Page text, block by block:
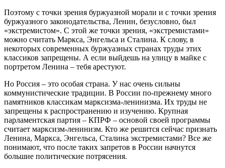
Поэтому с точки зрения буржуазной морали и с точки зрения
буржуазного законодательства, Ленин, безусловно, был
«экстремистом». С этой же точки зрения, «экстремистами»
можно считать Маркса, Энгельса и Сталина. К слову, в
некоторых современных буржуазных странах труды этих
классиков запрещены. А если выйдешь на улицу в майке с
портретом Ленина – тебя арестуют.
Но Россия – это особая страна. У нас очень сильны
коммунистические традиции. В России по-прежнему много
памятников классикам марксизма-ленинизма. Их труды не
запрещены к распространению и изучению. Крупная
парламентская партия – КПРФ – основой своей программы
считает марксизм-ленинизм. Кто же решится сейчас признать
Ленина, Маркса, Энгельса, Сталина экстремистами? Все же
понимают, что после таких запретов в России начнутся
большие политические потрясения.